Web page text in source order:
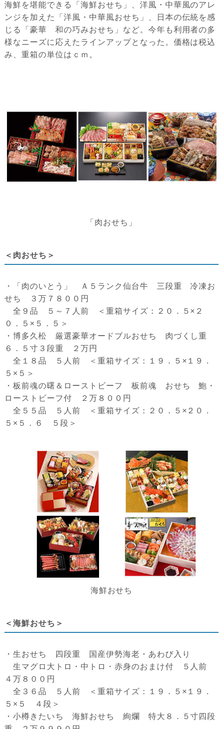
海鮮を堪能できる「海鮮おせち」、洋風・中華風のアレ
ンジを加えた「洋風・中華風おせち」、日本の伝統を感
じる「豪華 和の巧みおせち」など。今年も利用者の多
様なニーズに応えたラインアップとなった。価格は税込
み、重箱の単位はｃｍ。
「肉おせち」
＜肉おせち＞
・「肉のいとう」 Ａ５ランク仙台牛 三段重 冷凍お
せち ３万７８００円
全９品 ５～７人前 ＜重箱サイズ：２０．５×２
０．５×５．５＞
・博多久松 厳選豪華オードブルおせち 肉づくし重
６．５寸３段重 ２万円
全１８品 ５人前 ＜重箱サイズ：１９．５×１９．
５×５＞
・板前魂の曙＆ローストビーフ 板前魂 おせち 鮑・
ローストビーフ付 ２万８００円
全５５品 ５人前 ＜重箱サイズ：２０．５×２０．
５×５．６ ５段＞
海鮮おせち
＜海鮮おせち＞
・生おせち 四段重 国産伊勢海老・あわび入り
生マグロ大トロ・中トロ・赤身のおまけ付 ５人前
４万８００円
全３６品 ５人前 ＜重箱サイズ：１９．５×１９．
５×５ ４段＞
・小樽きたいち 海鮮おせち 絢爛 特大８．５寸四段